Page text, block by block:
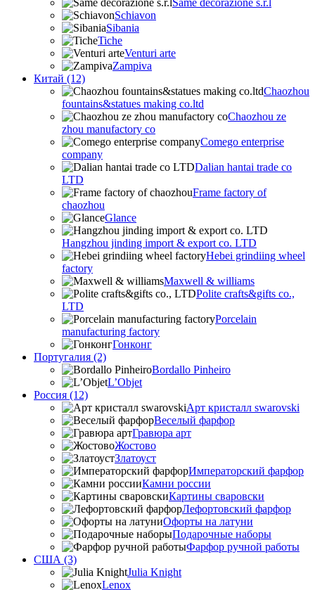
Same decorazione s.r.l
Schiavon
Sibania
Tiche
Venturi arte
Zampiva
Китай (12)
Chaozhou
fountains&statues making co.ltd
Chaozhou ze
zhou manufactory co
Comego enterprise
company
Dalian hantai trade co
LTD
Frame factory of
chaozhou
Glance
Hangzhou jinding import & export co. LTD
Hebei grindiing wheel
factory
Maxwell & williams
Polite crafts&gifts co.,
LTD
Porcelain
manufacturing factory
Гонконг
Португалия (2)
Bordallo Pinheiro
L’Objet
Россия (12)
Арт кристалл swarovski
Веселый фарфор
Гравюра арт
Жостово
Златоуст
Императорский фарфор
Камни россии
Картины сваровски
Лефортовский фарфор
Офорты на латуни
Подарочные наборы
Фарфор ручной работы
США (3)
Julia Knight
Lenox